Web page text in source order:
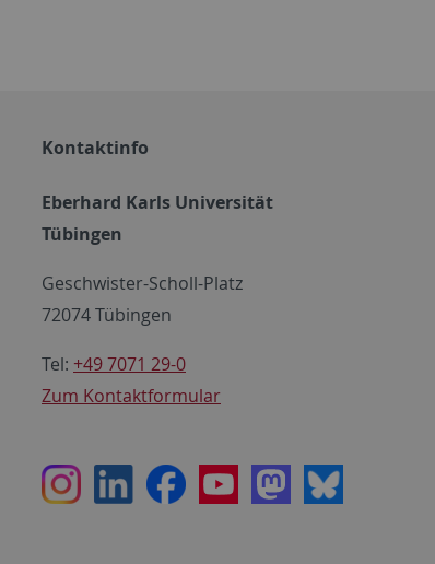
Kontaktinfo
Eberhard Karls Universität
Tübingen
Geschwister-Scholl-Platz
72074 Tübingen
Tel: +49 7071 29-0
Zum Kontaktformular
InstagramLinkedInFacebookYoutubeMastodon
Bluesky